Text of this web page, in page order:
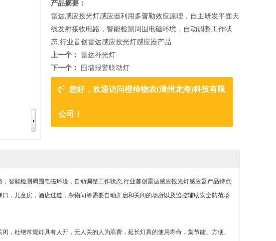
产品摘要：
雷达感应投光灯感应器利用多普勒效应原理，自主研发平面天
线发射接收电路，智能检测周围电磁环境，自动调整工作状
态,行业首创雷达感应投光灯感应器产品
上一个： 雷达补光灯
下一个：
围墙报警联动灯
您好，欢迎访问橙柿物农(漳州龙海)科技有限
公司！
智能检测周围电磁环境，自动调整工作状态,行业首创雷达感应投光灯感应器产品特点:
，儿童房，酒店过道，杂物间等需要自动开启和关闭的场所以及监控辅助安全防范场
，杜绝常规灯具有人开，无人关的人为浪费，延长灯具的使用寿命，集节能、方便、